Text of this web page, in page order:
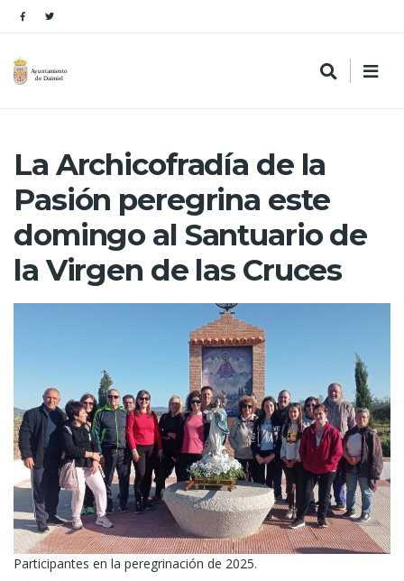
La Archicofradía de la
Pasión peregrina este
domingo al Santuario de
la Virgen de las Cruces
Participantes en la peregrinación de 2025.